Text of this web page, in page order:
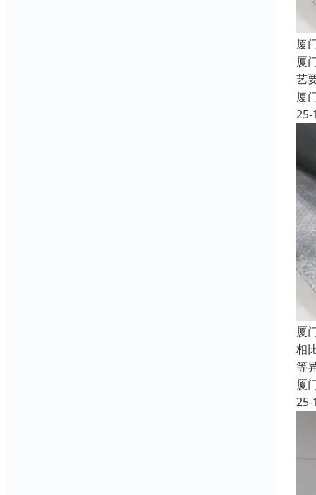
厦
厦
艺
厦
25-
厦
相
等
厦
25-